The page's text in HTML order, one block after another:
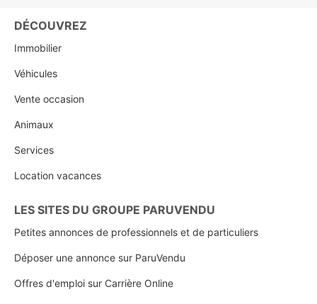
DÉCOUVREZ
Immobilier
Véhicules
Vente occasion
Animaux
Services
Location vacances
LES SITES DU GROUPE PARUVENDU
Petites annonces de professionnels et de particuliers
Déposer une annonce sur ParuVendu
Offres d'emploi sur Carrière Online